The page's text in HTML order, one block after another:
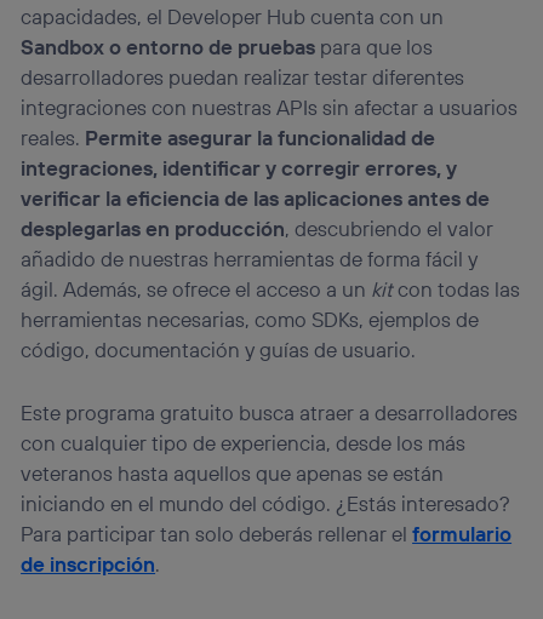
capacidades, el Developer Hub cuenta con un
Sandbox o entorno de pruebas para que los
desarrolladores puedan realizar testar diferentes
integraciones con nuestras APIs sin afectar a usuarios
reales. Permite asegurar la funcionalidad de
integraciones, identificar y corregir errores, y
verificar la eficiencia de las aplicaciones antes de
desplegarlas en producción, descubriendo el valor
añadido de nuestras herramientas de forma fácil y
ágil. Además, se ofrece el acceso a un kitcon todas las
herramientas necesarias, como SDKs, ejemplos de
código, documentación y guías de usuario.
Este programa gratuito busca atraer a desarrolladores
con cualquier tipo de experiencia, desde los más
veteranos hasta aquellos que apenas se están
iniciando en el mundo del código. ¿Estás interesado?
Para participar tan solo deberás rellenar elformulario
de inscripción.